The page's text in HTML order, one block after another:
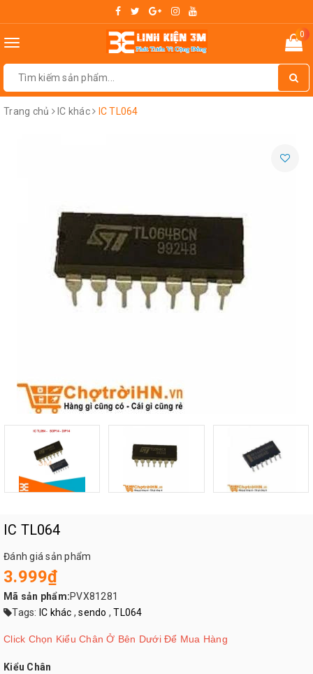
Toggle
0
Trang chủ IC khác IC TL064
IC TL064
Đánh giá sản phẩm
3.999₫
Mã sản phẩm:PVX81281
Tags: IC khác ,sendo ,TL064
Click Chọn Kiểu Chân Ở Bên Dưới Để Mua Hàng
Kiểu Chân